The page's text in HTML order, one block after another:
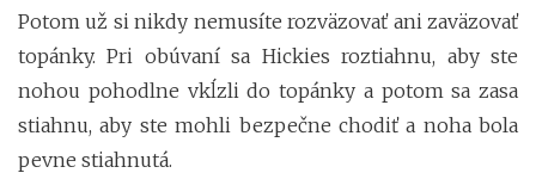
Potom už si nikdy nemusíte rozväzovať ani zaväzovať
topánky. Pri obúvaní sa Hickies roztiahnu, aby ste
nohou pohodlne vkĺzli do topánky a potom sa zasa
stiahnu, aby ste mohli bezpečne chodiť a noha bola
pevne stiahnutá.